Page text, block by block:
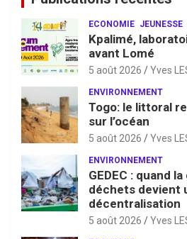
ECONOMIE JEUNESSE
Kpalimé,
avant Lomé
5 août 2026 Yves
ENVIRONNEMENT
Togo: le littoral
sur l’océan
5 août 2026 Yves
ENVIRONNEMENT
GEDEC : quand
déchets devient
décentralisation
5 août 2026 Yves